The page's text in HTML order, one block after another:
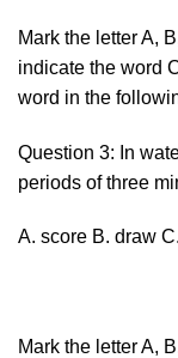
Mark the letter A,
indicate the word
word in the
Question 3: In
periods of three
A. score B. draw
Mark the letter A,